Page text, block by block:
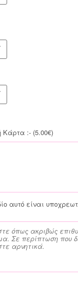
Κάρτα :- (5.00€)
αυτό είναι